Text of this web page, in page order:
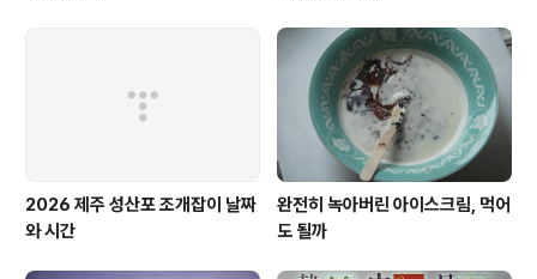
2026 제주 성산포 조개잡이 날짜
와 시간
완전히 녹아버린 아이스크림, 먹어
도 될까